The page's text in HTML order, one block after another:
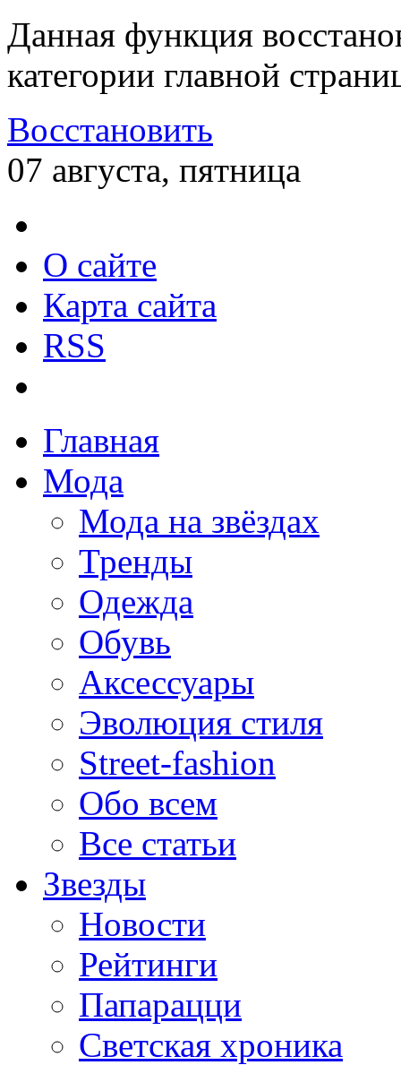
Данная функция
категории главной
Восстановить
07 августа, пятница
О сайте
Карта сайта
RSS
Главная
Мода
Мода на звёздах
Тренды
Одежда
Обувь
Аксессуары
Эволюция стиля
Street-fashion
Обо всем
Все статьи
Звезды
Новости
Рейтинги
Папарацци
Светская хроника